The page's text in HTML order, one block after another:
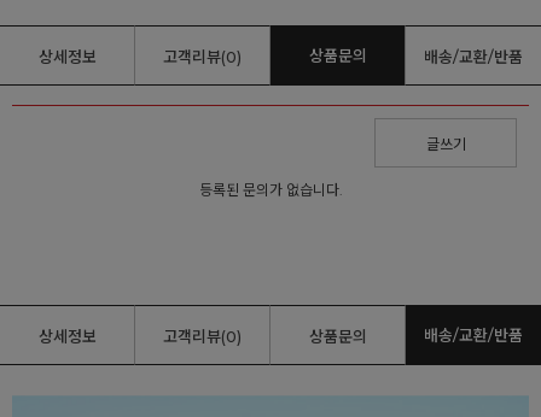
상세정보 고객리뷰(0) 상품문의 배송/교환/반품
글쓰기
등록된 문의가 없습니다.
상세정보 고객리뷰(0) 상품문의 배송/교환/반품